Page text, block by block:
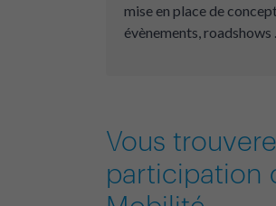
mise en place de
évènements, roadshows
Vous
participation